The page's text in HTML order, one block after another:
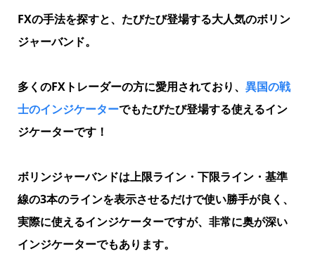
FXの手法を探すと、たびたび登場する大人気のボリン
ジャーバンド。
多くのFXトレーダーの方に愛用されており、 異国の戦
士のインジケーターでもたびたび登場する使えるイン
ジケーターです！
ボリンジャーバンドは上限ライン・下限ライン・基準
線の3本のラインを表示させるだけで使い勝手が良く、
実際に使えるインジケーターですが、非常に奥が深い
インジケーターでもあります。